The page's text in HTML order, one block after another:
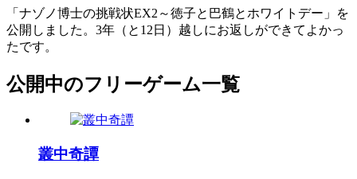
「ナゾノ博士の挑戦状EX2～徳子と巴鶴とホワイトデー」を
公開しました。3年（と12日）越しにお返しができてよかっ
たです。
公開中のフリーゲーム一覧
叢中奇譚